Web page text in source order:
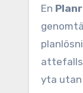
En
yta